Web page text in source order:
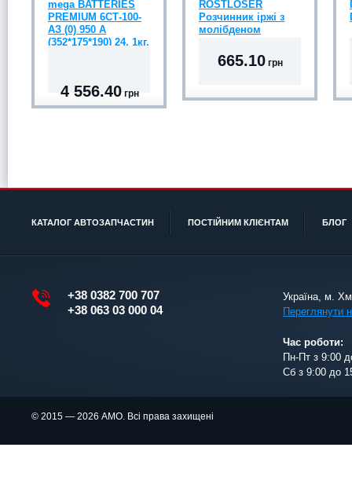
mega BATTERIES
PREMIUM 6СТ-100-
АЗ (0) 950 A
(352*175*190) 24, 1кг.
4 556.40 грн
ROSTLÖSER
Розчинник іржі з
молібденом
665.10грн
КАТАЛОГ АВТОЗАПЧАСТИН ПОСТІЙНИМ КЛІЄНТАМ БЛОГ
+38 0382 700 707
+38 063 03 000 04
Україна, м.
Переглянути
Час роботи:
Пн-Пт з 9:00
Сб з 9:00 до
© 2015 — 2026 АМО. Всі права захищені